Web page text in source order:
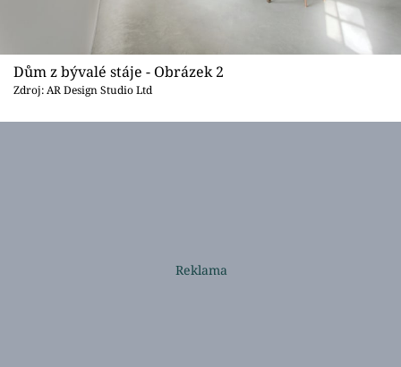
Dům z bývalé stáje - Obrázek 2
Zdroj: AR Design Studio Ltd